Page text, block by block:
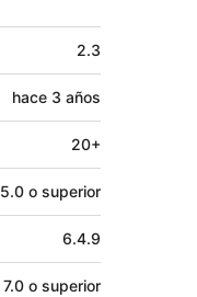
2.3
hace 3 años
20+
5.0 o superior
6.4.9
7.0 o superior